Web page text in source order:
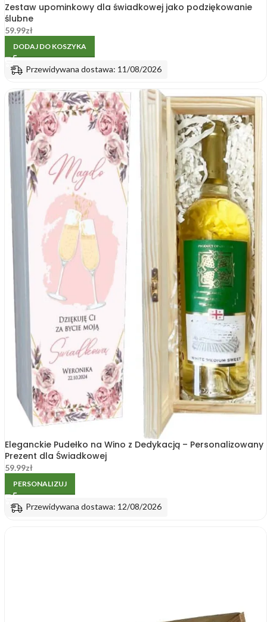
Zestaw upominkowy dla świadkowej jako podziękowanie
ślubne
59.99zł
DODAJ DO KOSZYKA
Przewidywana dostawa: 11/08/2026
Eleganckie Pudełko na Wino z Dedykacją – Personalizowany
Prezent dla Świadkowej
59.99zł
PERSONALIZUJ
Przewidywana dostawa: 12/08/2026